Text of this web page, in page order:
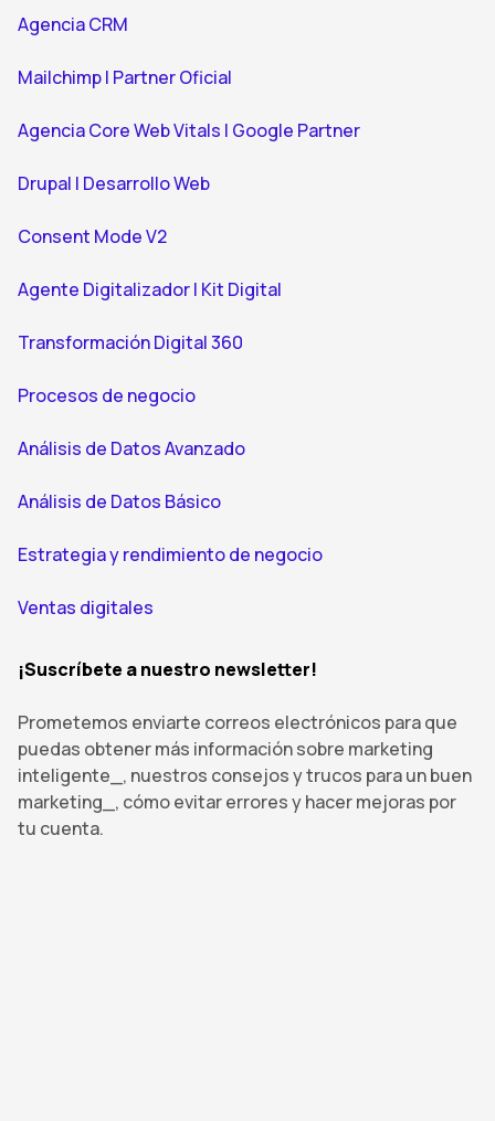
Agencia CRM
Mailchimp | Partner Oficial
Agencia Core Web Vitals | Google Partner
Drupal | Desarrollo Web
Consent Mode V2
Agente Digitalizador | Kit Digital
Transformación Digital 360
Procesos de negocio
Análisis de Datos Avanzado
Análisis de Datos Básico
Estrategia y rendimiento de negocio
Ventas digitales
¡Suscríbete a nuestro newsletter!
Prometemos enviarte correos electrónicos para que
puedas obtener más información sobre marketing
inteligente_, nuestros consejos y trucos para un buen
marketing_, cómo evitar errores y hacer mejoras por
tu cuenta.